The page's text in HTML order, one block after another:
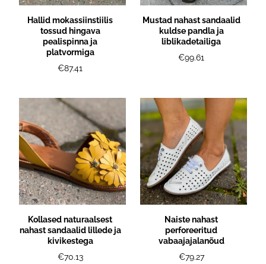
Hallid mokassiinstiilis
tossud hingava
pealispinna ja
platvormiga
€87.41
Mustad nahast sandaalid
kuldse pandla ja
liblikadetailiga
€99.61
Kollased naturaalsest
nahast sandaalid lillede ja
kivikestega
€70.13
Naiste nahast
perforeeritud
vabaajajalanõud
€79.27